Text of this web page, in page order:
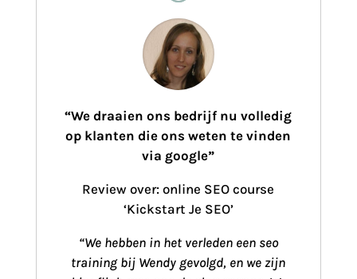
“We draaien ons bedrijf nu volledig
op klanten die ons weten te vinden
via google”
Review over: online SEO course
‘Kickstart Je SEO’
“We hebben in het verleden een seo
training bij Wendy gevolgd, en we zijn